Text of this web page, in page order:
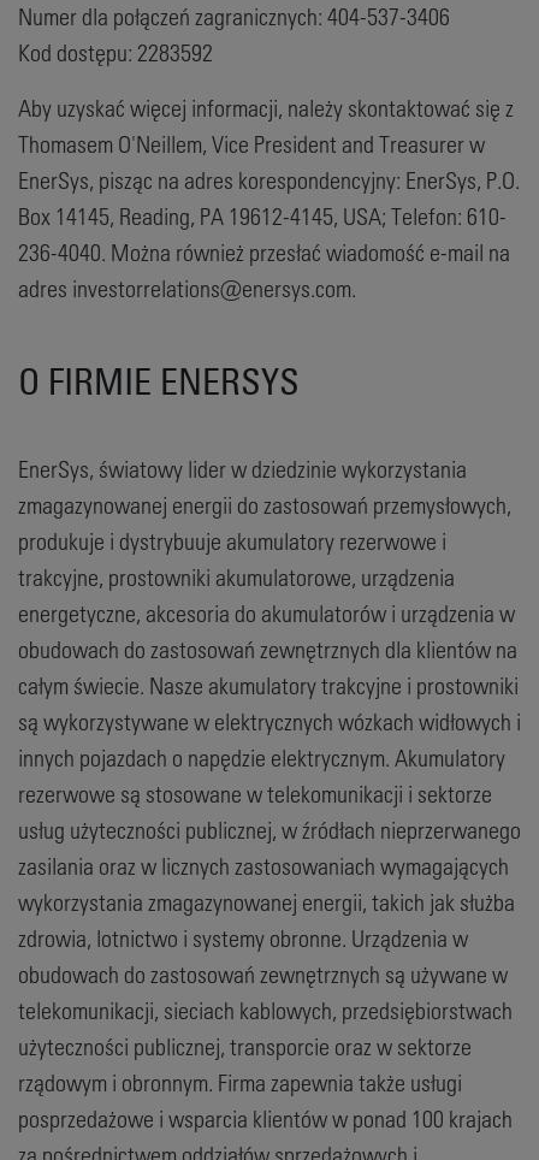
Numer dla połączeń zagranicznych: 404-537-3406
Kod dostępu: 2283592
Aby uzyskać więcej informacji, należy skontaktować się z
Thomasem O'Neillem, Vice President and Treasurer w
EnerSys, pisząc na adres korespondencyjny: EnerSys, P.O.
Box 14145, Reading, PA 19612-4145, USA; Telefon: 610-
236-4040. Można również przesłać wiadomość e-mail na
adres investorrelations@enersys.com.
O FIRMIE ENERSYS
EnerSys, światowy lider w dziedzinie wykorzystania
zmagazynowanej energii do zastosowań przemysłowych,
produkuje i dystrybuuje akumulatory rezerwowe i
trakcyjne, prostowniki akumulatorowe, urządzenia
energetyczne, akcesoria do akumulatorów i urządzenia w
obudowach do zastosowań zewnętrznych dla klientów na
całym świecie. Nasze akumulatory trakcyjne i prostowniki
są wykorzystywane w elektrycznych wózkach widłowych i
innych pojazdach o napędzie elektrycznym. Akumulatory
rezerwowe są stosowane w telekomunikacji i sektorze
usług użyteczności publicznej, w źródłach nieprzerwanego
zasilania oraz w licznych zastosowaniach wymagających
wykorzystania zmagazynowanej energii, takich jak służba
zdrowia, lotnictwo i systemy obronne. Urządzenia w
obudowach do zastosowań zewnętrznych są używane w
telekomunikacji, sieciach kablowych, przedsiębiorstwach
użyteczności publicznej, transporcie oraz w sektorze
rządowym i obronnym. Firma zapewnia także usługi
posprzedażowe i wsparcia klientów w ponad 100 krajach
za pośrednictwem oddziałów sprzedażowych i